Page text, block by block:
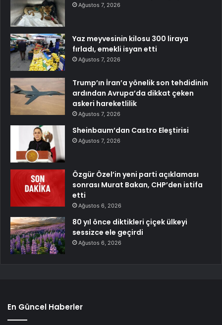
Ağustos 7, 2026
Yaz meyvesinin kilosu 300 liraya
fırladı, emekli isyan etti
Ağustos 7, 2026
Trump’ın İran’a yönelik son tehdidinin
ardından Avrupa’da dikkat çeken
askeri hareketlilik
Ağustos 7, 2026
Sheinbaum’dan Castro Eleştirisi
Ağustos 7, 2026
Özgür Özel’in yeni parti açıklaması
sonrası Murat Bakan, CHP’den istifa
etti
Ağustos 6, 2026
80 yıl önce diktikleri çiçek ülkeyi
sessizce ele geçirdi
Ağustos 6, 2026
En Güncel Haberler